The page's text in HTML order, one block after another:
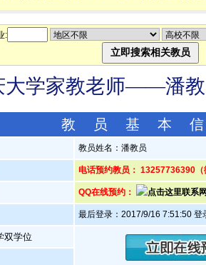
:
大学家教老师——潘教
教 员 基 本
教员姓名：潘教员
电话预约教员： 13257736390（
QQ在线预约：
最后登录：2017/9/16 7:51:50 登
双学位